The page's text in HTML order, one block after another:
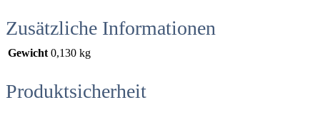
Zusätzliche Informationen
Gewicht 0,130 kg
Produktsicherheit